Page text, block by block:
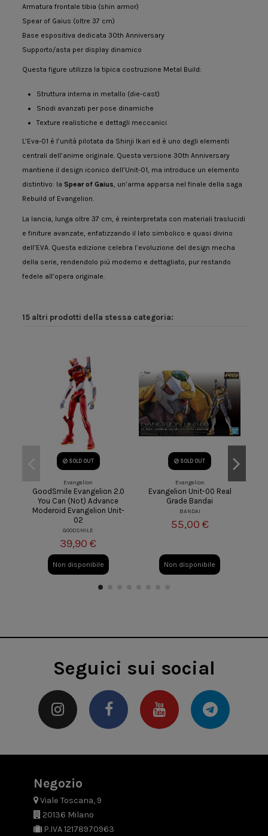
Armatura frontale tibia (shin armor)
Spear of Gaius (oltre 37 cm)
Base espositiva dedicata 30th Anniversary
Supporto/asta per display dinamico
Questa figure utilizza la tipica costruzione Metal Build:
Struttura interna in metallo (die-cast)
Snodi avanzati per pose dinamiche
Texture realistiche e dettagli meccanici
L’Eva-01 è l’unità pilotata da Shinji Ikari ed è uno degli elementi
centrali dell’anime originale. Questa versione 30th Anniversary
mantiene il design iconico dell’Unit-01, ma introduce un elemento
distintivo: laSpear of Gaius, un’arma apparsa nel finale della saga
Rebuild of Evangelion.
La lancia, lunga oltre 37 cm, è reinterpretata con materiali traslucidi
e finiture avanzate, enfatizzando il lato simbolico e quasi divino
dell’EVA. Questa edizione celebra l’evoluzione del design mecha
della serie, rendendolo più moderno e dettagliato, pur restando
fedele all’opera originale.
15 altri prodotti della stessa categoria:
SOLD OUT
Evangelion
GoodSmile Evangelion 2.0
You Can (Not) Advance
Moderoid Evangelion Unit-
02
GOODSMILE
39,90 €
Non disponibile
SOLD OUT
Evangelion
Evangelion Unit-00 Real
Grade Bandai
BANDAI
55,00 €
Non disponibile
Seguici sui social
Negozio
Viale Toscana, 9
20136 Milano
P.IVA 12178970963